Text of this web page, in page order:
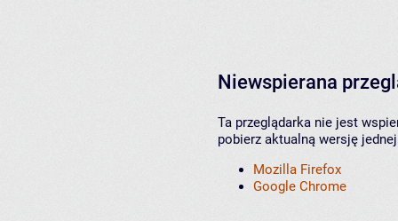
Niewspierana
Ta przeglądarka nie jest
pobierz aktualną wersję
Mozilla Firefox
Google Chrome